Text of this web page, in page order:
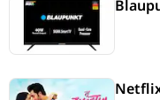
Netflix